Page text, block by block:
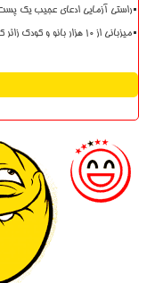
راستی آزمایی ادعای عجیب یک پست
میزبانی از ۱۰ هزار بانو و کودک زائر کارنامه جامع خدمات قرارگاه زینبیه